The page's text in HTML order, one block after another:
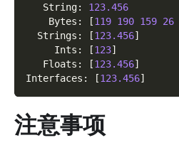
   String
:
123.456
    Bytes
: [119 190 159 26
  Strings
: [123.456]
     Ints
: [123]
   Floats
: [123.456]
Interfaces : [123.456]
注意事项